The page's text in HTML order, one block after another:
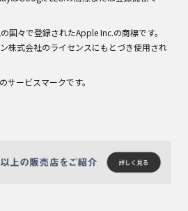
国々で登録されたApple Inc.の商標です。
株式会社のライセンスにもとづき使用され
ービスマークです。